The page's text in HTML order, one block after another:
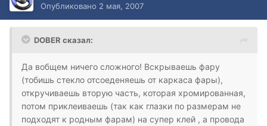
Опубликовано 2 мая, 2007
DOBER сказал:
Да вобщем ничего сложного! Вскрываешь фару
(тобишь стекло отсоеденяешь от каркаса фары),
откручиваешь вторую часть, которая хромированная,
потом приклеиваешь (так как глазки по размерам не
подходят к родным фарам) на супер клей , а провода